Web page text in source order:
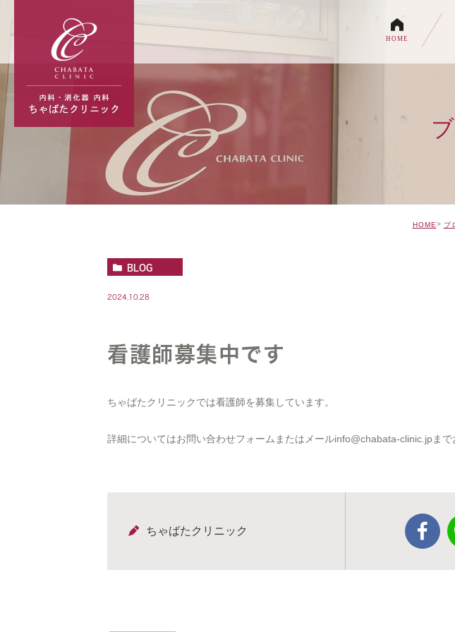
HOME
HOME ブ
BLOG
2024.10.28
看護師募集中です
ちゃばたクリニックでは看護師を募集しています。
詳細についてはお問い合わせフォームまたはメールinfo@chabata-clinic.jpまで
ちゃばたクリニック